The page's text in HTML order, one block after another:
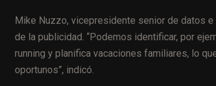
Mike Nuzzo, vicepresidente senior de datos
de la publicidad. “Podemos identificar, por
running y planifica vacaciones familiares, lo
oportunos”, indicó.